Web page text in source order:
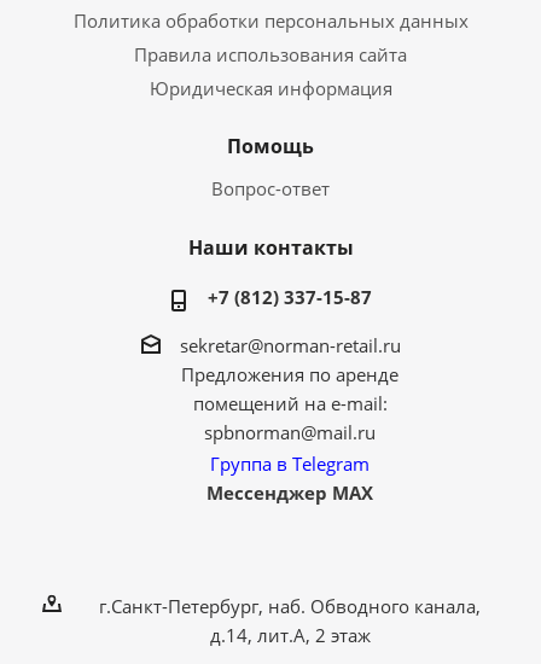
Политика обработки персональных данных
Правила использования сайта
Юридическая информация
Помощь
Вопрос-ответ
Наши контакты
+7 (812) 337-15-87
sekretar@norman-retail.ru
Предложения по аренде
помещений на e-mail:
spbnorman@mail.ru
Группа в Telegram
Мессенджер MAX
г.Санкт-Петербург, наб. Обводного канала,
д.14, лит.А, 2 этаж